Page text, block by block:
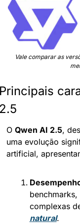
Vale comparar as
O Qwen AI 2.5,
uma evolução
artificial,
complexas
natural.